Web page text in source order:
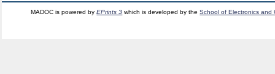
MADOC is powered byEPrints 3 which is developed by theSchool of Electronics and